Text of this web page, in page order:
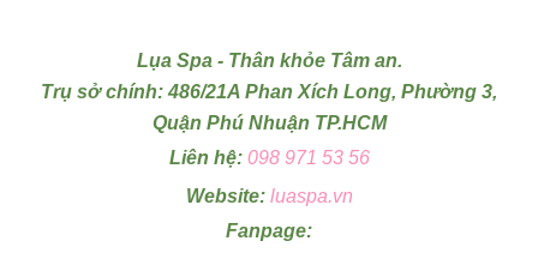
Lụa Spa - Thân khỏe Tâm an.
Trụ sở chính: 486/21A Phan Xích Long, Phường 3,
Quận Phú Nhuận TP.HCM
Liên hệ: 098 971 53 56
Website: luaspa.vn
Fanpage: